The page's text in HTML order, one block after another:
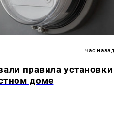
час назад
правила установки
доме